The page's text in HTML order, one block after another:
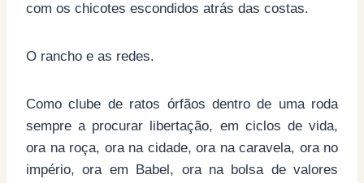
com os chicotes escondidos atrás das costas.
O rancho e as redes.
Como clube de ratos órfãos dentro de uma roda
sempre a procurar libertação, em ciclos de vida,
ora na roça, ora na cidade, ora na caravela, ora no
império, ora em Babel, ora na bolsa de valores